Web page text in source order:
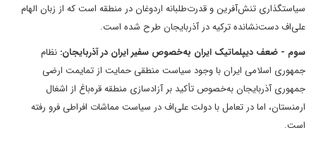
سیاستگذاری تنش‌آفرین و قدرت‌طلبانه اردوغان در منطقه است که از زبان الهام
علی‌اف دست‌نشانده ترکیه در آذربایجان طرح شده است.
سوم - ضعف دیپلماتیک ایران به‌خصوص سفیر ایران در آذربایجان: نظام
جمهوری اسلامی ایران با وجود سیاست منطقی حمایت از تمایمت ارضی
جمهوری آذربایجان به‌خصوص تأکید بر آزادسازی منطقه قره‌باغ از اشغال
ارمنستان، اما در تعامل با دولت علی‌اف در سیاست مماشات افراطی فرو رفته
است.